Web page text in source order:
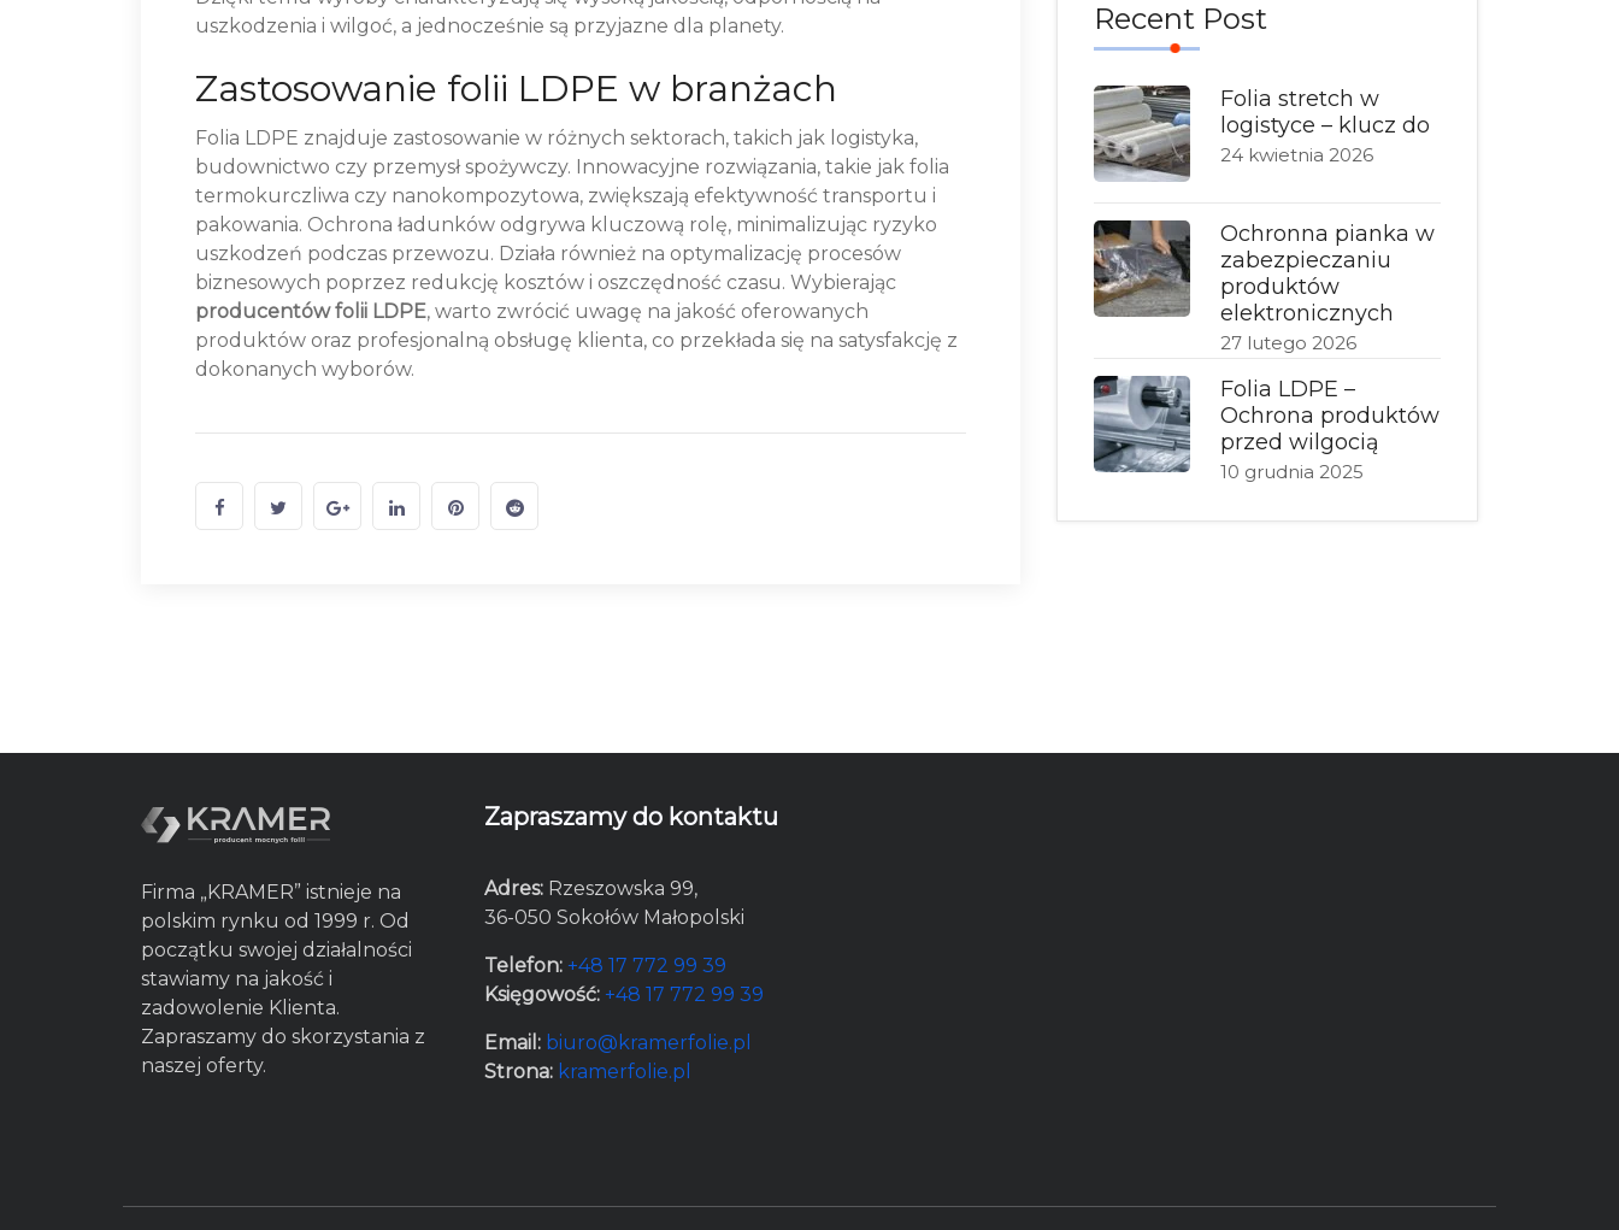
uszkodzenia i wilgoć, a jednocześnie są przyjazne dla planety.
Zastosowanie folii LDPE w branżach
Folia LDPE znajduje zastosowanie w różnych sektorach, takich jak logistyka,
budownictwo czy przemysł spożywczy. Innowacyjne rozwiązania, takie jak folia
termokurczliwa czy nanokompozytowa, zwiększają efektywność transportu i
pakowania. Ochrona ładunków odgrywa kluczową rolę, minimalizując ryzyko
uszkodzeń podczas przewozu. Działa również na optymalizację procesów
biznesowych poprzez redukcję kosztów i oszczędność czasu. Wybierając
producentów folii LDPE, warto zwrócić uwagę na jakość oferowanych
produktów oraz profesjonalną obsługę klienta, co przekłada się na satysfakcję z
dokonanych wyborów.
Recent Post
Folia stretch w
logistyce – klucz do
24 kwietnia 2026
Ochronna pianka w
zabezpieczaniu
produktów
elektronicznych
27 lutego 2026
Folia LDPE –
Ochrona produktów
przed wilgocią
10 grudnia 2025
Firma „KRAMER” istnieje na
polskim rynku od 1999 r. Od
początku swojej działalności
stawiamy na jakość i
zadowolenie Klienta.
Zapraszamy do skorzystania z
naszej oferty.
Zapraszamy do kontaktu
Adres: Rzeszowska 99,
36-050 Sokołów Małopolski
Telefon: +48 17 772 99 39
Księgowość: +48 17 772 99 39
Email: biuro@kramerfolie.pl
Strona: kramerfolie.pl